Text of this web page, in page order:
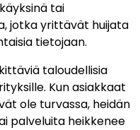
tai
jotka yrittävät huijata
tietojaan.
taloudellisia
Kun asiakkaat
ole turvassa, heidän
palveluita heikkenee